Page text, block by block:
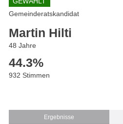
Gemeinderatskandidat
Martin Hilti
48 Jahre
44.3%
932 Stimmen
Ergebnisse